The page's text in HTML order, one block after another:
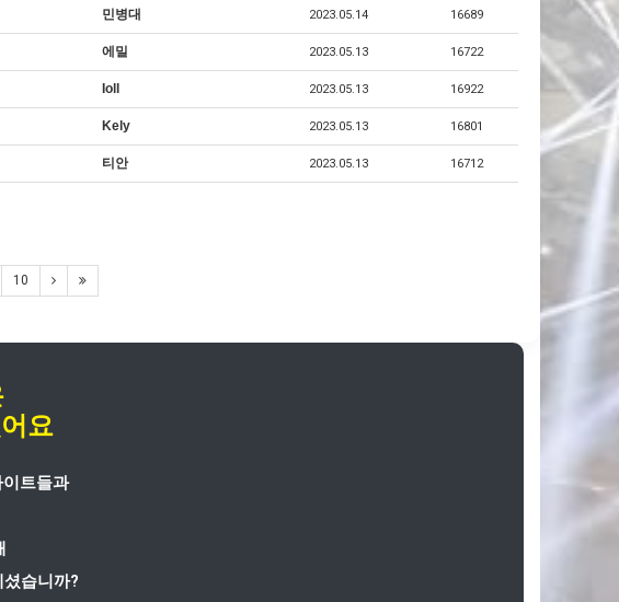
민병대 2023.05.14 16689
에밀 2023.05.13 16722
Ioll 2023.05.13 16922
Kely 2023.05.13 16801
티안 2023.05.13 16712
10
요
트들과
습니까?